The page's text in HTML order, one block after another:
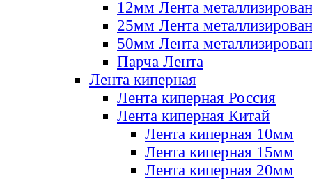
12мм Лента
25мм Лента
50мм Лента
Парча Лента
Лента киперная
Лента киперная Россия
Лента киперная Китай
Лента киперная 10мм
Лента киперная 15мм
Лента киперная 20мм